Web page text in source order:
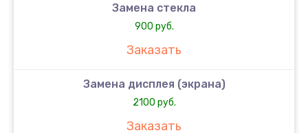
Замена стекла
900 руб.
Заказать
Замена дисплея (экрана)
2100 руб.
Заказать